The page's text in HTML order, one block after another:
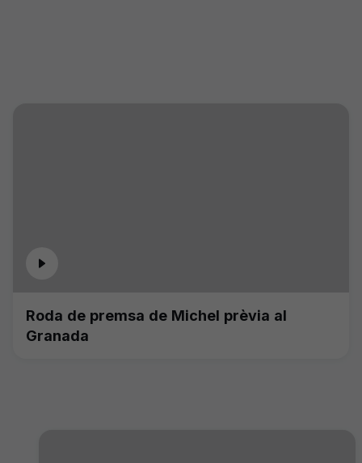
Roda de premsa de Michel prèvia al
Granada